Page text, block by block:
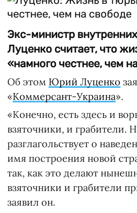
Экс-министр
Луценко считает, что
«намного честнее, чем
Об этом Юрий Луценко
«Коммерсант-Украина».
«Конечно, есть здесь и
взяточники, и грабители.
разглагольствует о
имя построения новой
так, как это делают
взяточники и грабители
заявил он.